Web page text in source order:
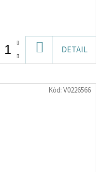
KOŠÍKU
DETAIL
Kód:V0226566